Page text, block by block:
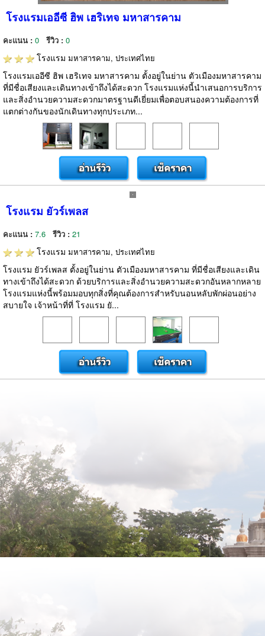
โรงแรมเออีซี ฮิพ เฮริเทจ มหาสารคาม
คะแนน : 0 รีวิว : 0
โรงแรม มหาสารคาม, ประเทศไทย
โรงแรมเออีซี ฮิพ เฮริเทจ มหาสารคาม ตั้งอยู่ในย่าน ตัวเมืองมหาสารคาม
ที่มีชื่อเสียงและเดินทางเข้าถึงได้สะดวก โรงแรมแห่งนี้นำเสนอการบริการ
และสิ่งอำนวยความสะดวกมาตรฐานดีเยี่ยมเพื่อตอบสนองความต้องการที่
แตกต่างกันของนักเดินทางทุกประเภท...
โรงแรม ยัวร์เพลส
คะแนน : 7.6 รีวิว : 21
โรงแรม มหาสารคาม, ประเทศไทย
โรงแรม ยัวร์เพลส ตั้งอยู่ในย่าน ตัวเมืองมหาสารคาม ที่มีชื่อเสียงและเดิน
ทางเข้าถึงได้สะดวก ด้วยบริการและสิ่งอำนวยความสะดวกอันหลากหลาย
โรงแรมแห่งนี้พร้อมมอบทุกสิ่งที่คุณต้องการสำหรับนอนหลับพักผ่อนอย่าง
สบายใจ เจ้าหน้าที่ที่ โรงแรม ยั...